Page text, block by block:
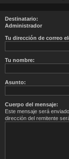
Destinatario:
Administrador
Tu dirección de correo
Tu nombre:
Asunto:
Cuerpo del mensaje:
Este mensaje será
dirección del remitente